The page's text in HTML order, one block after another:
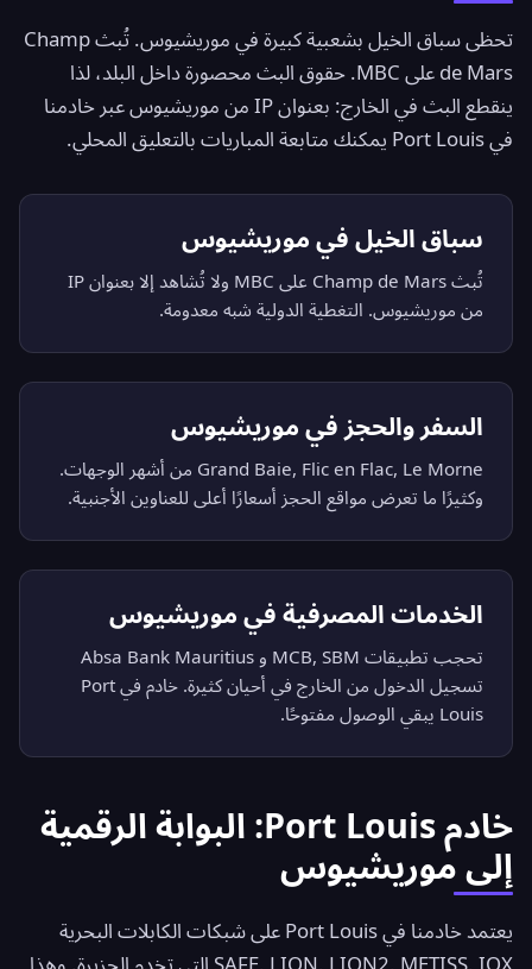
تحظى سباق الخيل بشعبية كبيرة في موريشيوس. تُبث Champ
de Mars على MBC. حقوق البث محصورة داخل البلد، لذا
ينقطع البث في الخارج: بعنوان IP من موريشيوس عبر خادمنا
في Port Louis يمكنك متابعة المباريات بالتعليق المحلي.
سباق الخيل في موريشيوس
تُبث Champ de Mars على MBC ولا تُشاهد إلا بعنوان IP
من موريشيوس. التغطية الدولية شبه معدومة.
السفر والحجز في موريشيوس
Grand Baie, Flic en Flac, Le Morne من أشهر الوجهات.
وكثيرًا ما تعرض مواقع الحجز أسعارًا أعلى للعناوين الأجنبية.
الخدمات المصرفية في موريشيوس
تحجب تطبيقات MCB, SBM و Absa Bank Mauritius
تسجيل الدخول من الخارج في أحيان كثيرة. خادم في Port
Louis يبقي الوصول مفتوحًا.
خادم Port Louis: البوابة الرقمية
إلى موريشيوس
يعتمد خادمنا في Port Louis على شبكات الكابلات البحرية